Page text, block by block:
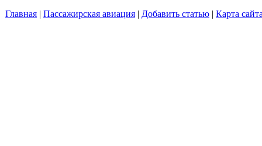
Главная | Пассажирская авиация | Добавить статью | Карта